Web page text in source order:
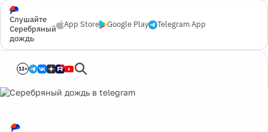
Слушайте
Серебряный
дождь
App Store Google Play Telegram App
12+